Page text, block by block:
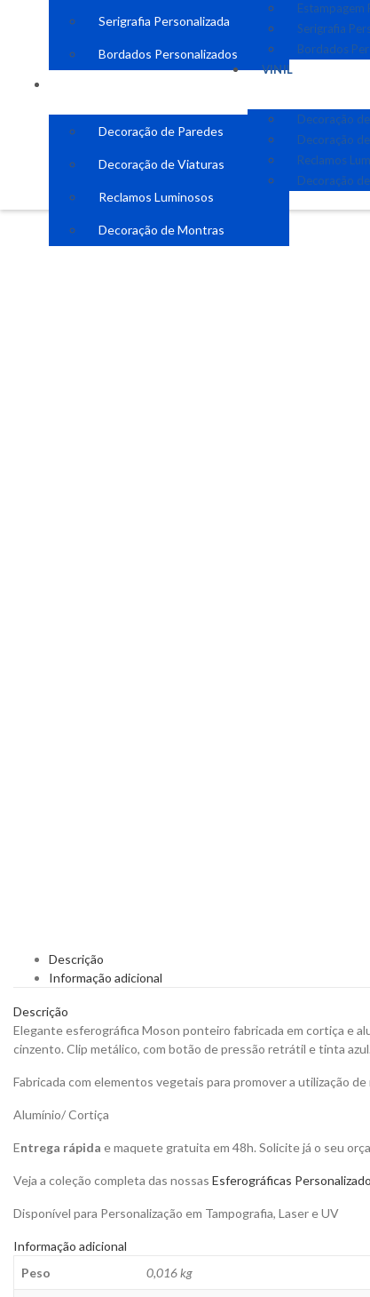
Serigrafia Personalizada
Bordados Personalizados
Decoração de Paredes
Decoração de Viaturas
Reclamos Luminosos
Decoração de Montras
Estampagem
Serigrafia
Bordados
VINIL
Decoração
Decoração
Reclamos
Decoração
Descrição
Informação adicional
Descrição
Elegante esferográfica Moson ponteiro fabricada em cortiça e
cinzento. Clip metálico, com botão de pressão retrátil e tinta azul.
Fabricada com elementos vegetais para promover a utilização
Alumínio/ Cortiça
Entrega rápida e maquete gratuita em 48h. Solicite já o seu
Veja a coleção completa das nossas Esferográficas
Disponível para Personalização em Tampografia, Laser e UV
Informação adicional
Peso
0,016 kg